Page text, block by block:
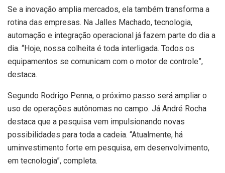
Se a inovação amplia mercados, ela também transforma a
rotina das empresas. Na Jalles Machado, tecnologia,
automação e integração operacional já fazem parte do dia a
dia. “Hoje, nossa colheita é toda interligada. Todos os
equipamentos se comunicam com o motor de controle”,
destaca.
Segundo Rodrigo Penna, o próximo passo será ampliar o
uso de operações autônomas no campo. Já André Rocha
destaca que a pesquisa vem impulsionando novas
possibilidades para toda a cadeia. “Atualmente, há
uminvestimento forte em pesquisa, em desenvolvimento,
em tecnologia”, completa.